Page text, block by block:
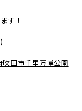
す！
吹田市千里万博公園